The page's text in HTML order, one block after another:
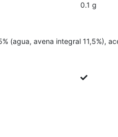
0.1 g
(agua, avena integral 11,5%),